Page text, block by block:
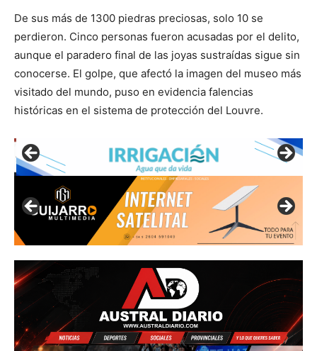
De sus más de 1300 piedras preciosas, solo 10 se
perdieron. Cinco personas fueron acusadas por el delito,
aunque el paradero final de las joyas sustraídas sigue sin
conocerse. El golpe, que afectó la imagen del museo más
visitado del mundo, puso en evidencia falencias
históricas en el sistema de protección del Louvre.